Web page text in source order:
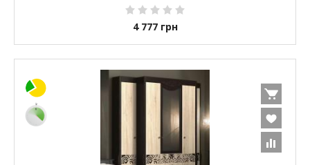
4 777 грн